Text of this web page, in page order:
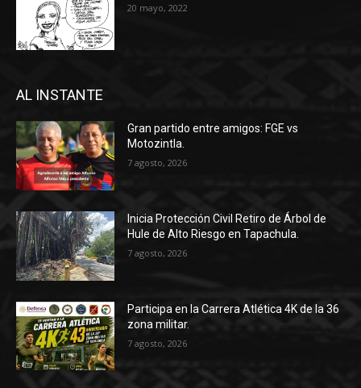
20 mayo, 2022
AL INSTANTE
Gran partido entre amigos: FGE vs
Motozintla.
7 agosto, 2026
Inicia Protección Civil Retiro de Árbol de
Hule de Alto Riesgo en Tapachula.
7 agosto, 2026
Participa en la Carrera Atlética 4K de la 36
zona militar.
7 agosto, 2026